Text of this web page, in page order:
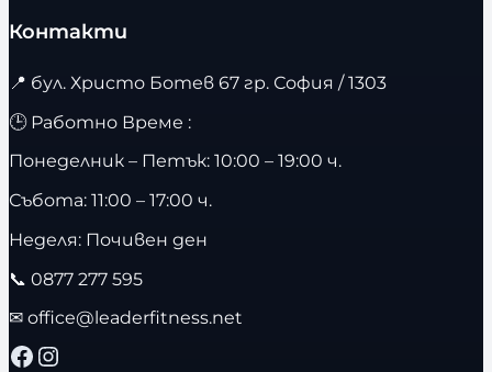
Контакти
📍 бул. Христо Ботев 67 гр. София / 1303
🕒 Работно Време :
Понеделник – Петък: 10:00 – 19:00 ч.
Събота: 11:00 – 17:00 ч.
Неделя: Почивен ден
📞 0877 277 595
✉ office@leaderfitness.net
Facebook Instagram